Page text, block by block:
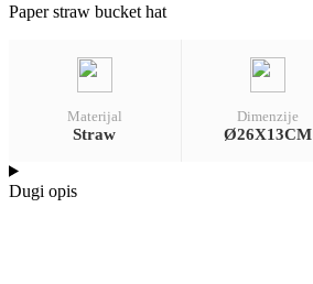
Paper straw bucket hat
Materijal
Straw
Dimenzije
Ø26X13CM
Dugi opis